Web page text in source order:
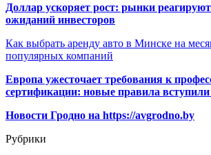
Доллар ускоряет рост: рынки
ожиданий инвесторов
Как выбрать аренду авто в Минске на
популярных компаний
Европа ужесточает требования к
сертификации: новые правила вступили
Новости Гродно на https://avgrodno.by
Рубрики